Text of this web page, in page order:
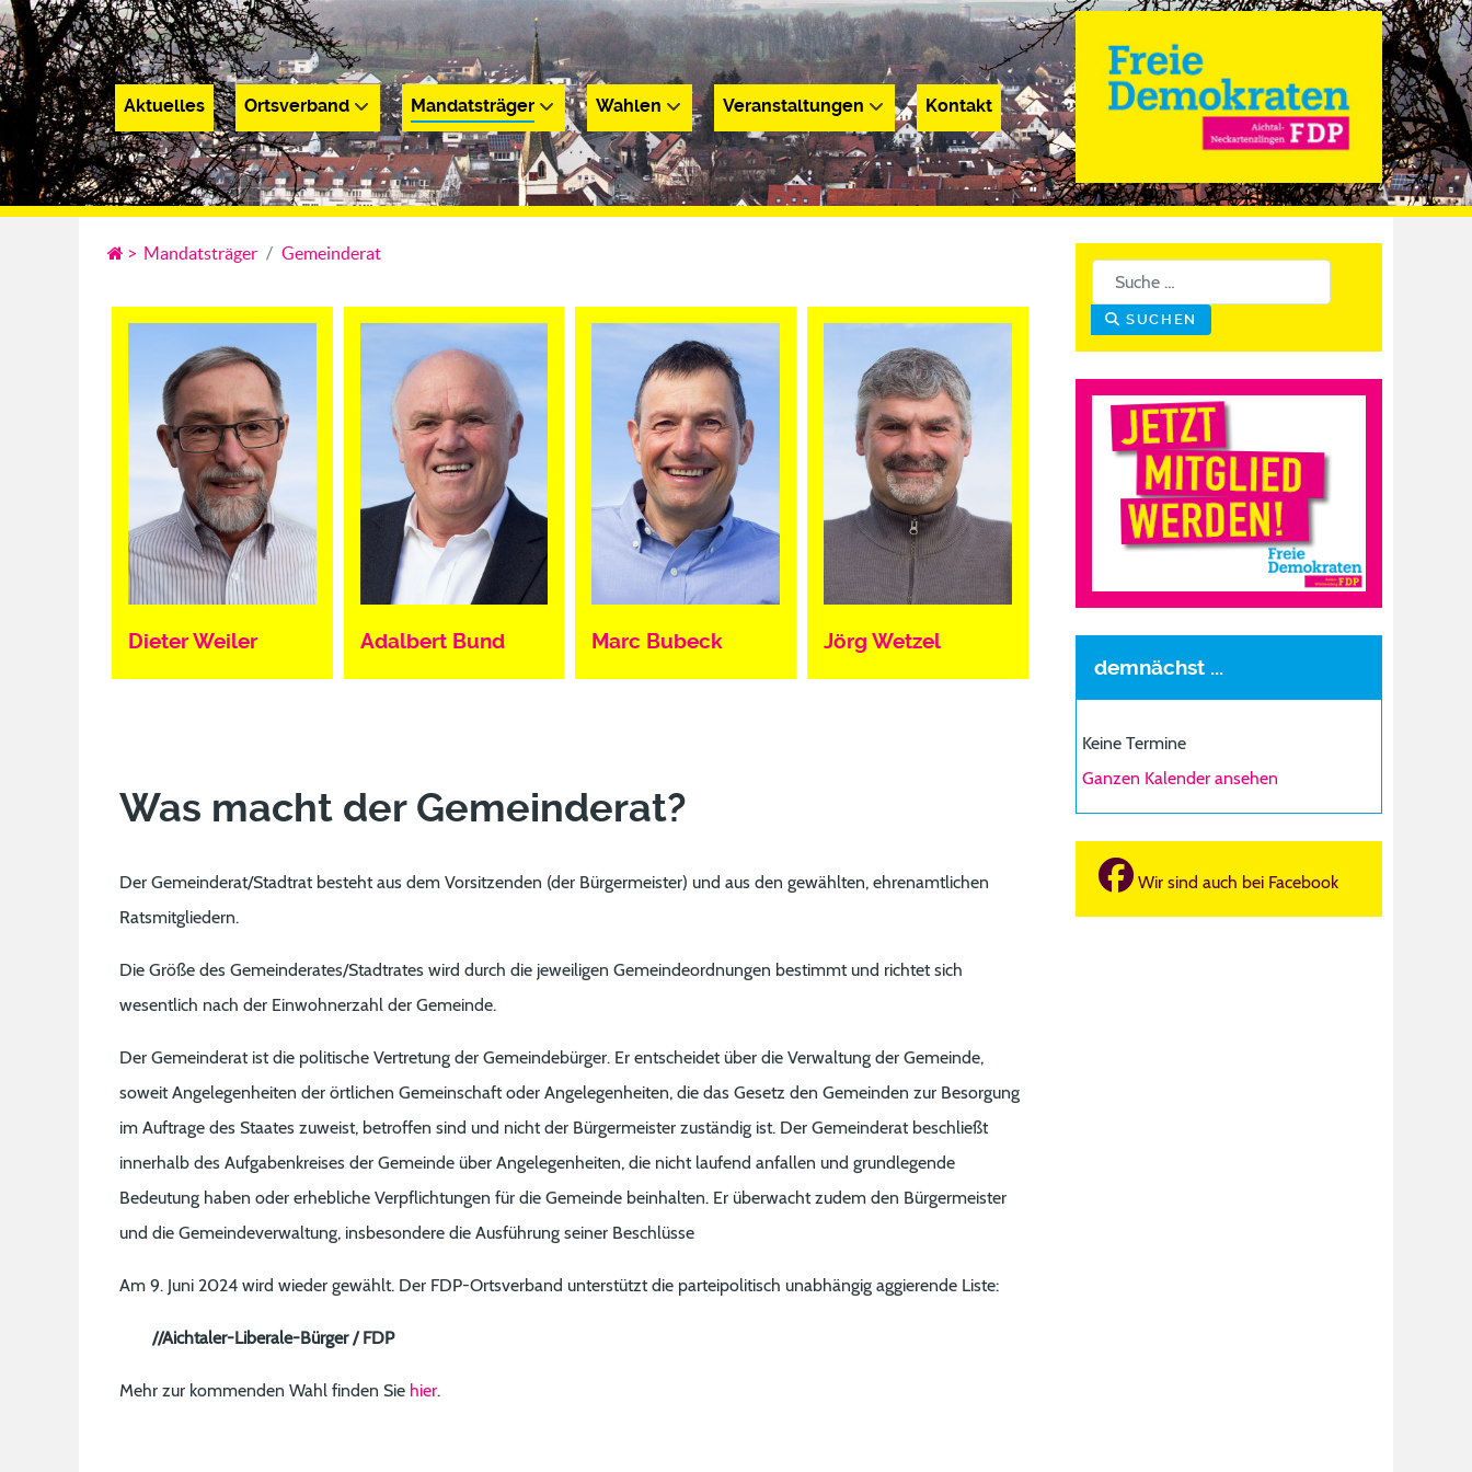
Aktuelles Ortsverband Mandatsträger Wahlen Veranstaltungen Kontakt
Aktuelles Ortsverband Mandatsträger Wahlen Veranstaltungen Kontakt
> Mandatsträger Gemeinderat
Dieter Weiler Adalbert Bund Marc Bubeck Jörg Wetzel
Was macht der Gemeinderat?
Der Gemeinderat/Stadtratbesteht aus dem Vorsitzenden (der Bürgermeister) und aus den gewählten, ehrenamtlichen
Ratsmitgliedern.
Die Größe des Gemeinderates/Stadtrates wird durch die jeweiligen Gemeindeordnungen bestimmt und richtet sich
wesentlich nach der Einwohnerzahl der Gemeinde.
Der Gemeinderat ist die politische Vertretung der Gemeindebürger. Er entscheidet über die Verwaltung der Gemeinde,
soweit Angelegenheiten der örtlichen Gemeinschaft oder Angelegenheiten, die das Gesetz den Gemeinden zur Besorgung
im Auftrage des Staates zuweist, betroffen sind und nicht der Bürgermeister zuständig ist. Der Gemeinderat beschließt
innerhalb des Aufgabenkreises der Gemeinde über Angelegenheiten, die nicht laufend anfallen und grundlegende
Bedeutung haben oder erhebliche Verpflichtungen für die Gemeinde beinhalten. Er überwacht zudem den Bürgermeister
und die Gemeindeverwaltung, insbesondere die Ausführung seiner Beschlüsse
Am 9. Juni 2024 wird wieder gewählt. Der FDP-Ortsverband unterstützt die parteipolitisch unabhängig aggierende Liste:
//Aichtaler-Liberale-Bürger / FDP
Mehr zur kommenden Wahl finden Sie hier.
SUCHEN
demnächst ...
Keine Termine
Ganzen Kalender ansehen
Wir sind auch bei Facebook